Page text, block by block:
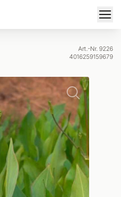
Art.-Nr. 9226
4016259159679